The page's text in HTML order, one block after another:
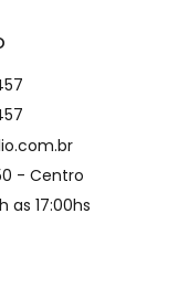
- Centro
as 17:00hs